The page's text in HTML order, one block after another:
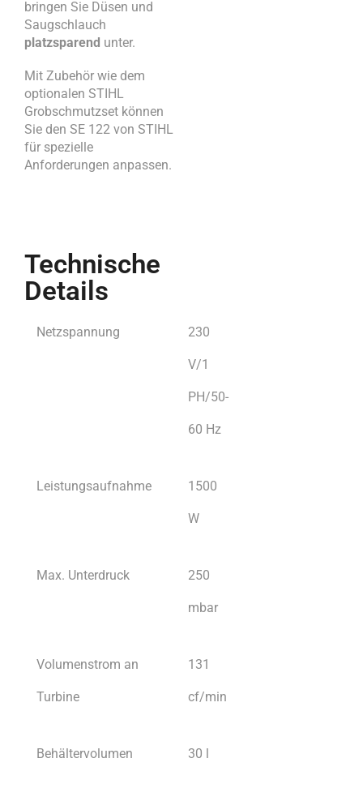
bringen Sie Düsen und
Saugschlauch
platzsparend unter.
Mit Zubehör wie dem
optionalen STIHL
Grobschmutzset können
Sie den SE 122 von STIHL
für spezielle
Anforderungen anpassen.
Technische
Details
Netzspannung 230
V/1
PH/50-
60 Hz
Leistungsaufnahme 1500
W
Max. Unterdruck 250
mbar
Volumenstrom an
Turbine
131
cf/min
Behältervolumen 30 l